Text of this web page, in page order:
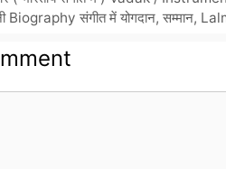
Biography संगीत में योगदान, सम्मान,